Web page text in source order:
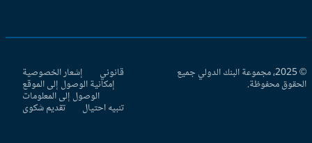
© 2025، مجموعة البنك الدولي جميع
محفوظة.
قانوني إشعار الخصوصية
إمكانية الوصول إلى الموقع
الوصول إلى المعلومات
تنبيه احتيال تقديم شكوى